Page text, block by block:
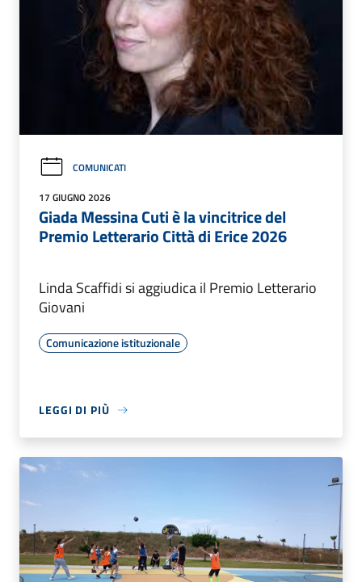
COMUNICATI
17 GIUGNO 2026
Giada Messina Cuti è la vincitrice del
Premio Letterario Città di Erice 2026
Linda Scaffidi si aggiudica il Premio Letterario
Giovani
Comunicazione istituzionale
LEGGI DI PIÙ